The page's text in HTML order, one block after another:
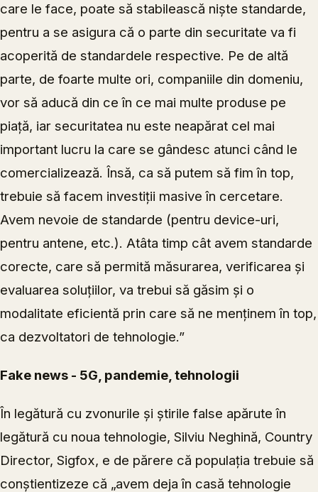
care le face, poate să stabilească niște standarde,
pentru a se asigura că o parte din securitate va fi
acoperită de standardele respective. Pe de altă
parte, de foarte multe ori, companiile din domeniu,
vor să aducă din ce în ce mai multe produse pe
piață, iar securitatea nu este neapărat cel mai
important lucru la care se gândesc atunci când le
comercializează. Însă, ca să putem să fim în top,
trebuie să facem investiții masive în cercetare.
Avem nevoie de standarde (pentru device-uri,
pentru antene, etc.). Atâta timp cât avem standarde
corecte, care să permită măsurarea, verificarea și
evaluarea soluțiilor, va trebui să găsim și o
modalitate eficientă prin care să ne menținem în top,
ca dezvoltatori de tehnologie.”
Fake news - 5G, pandemie, tehnologii
În legătură cu zvonurile și știrile false apărute în
legătură cu noua tehnologie, Silviu Neghină, Country
Director, Sigfox, e de părere că populația trebuie să
conștientizeze că „avem deja în casă tehnologie